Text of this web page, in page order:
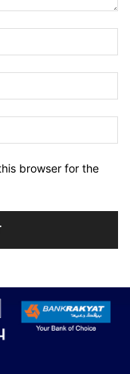
browser for the